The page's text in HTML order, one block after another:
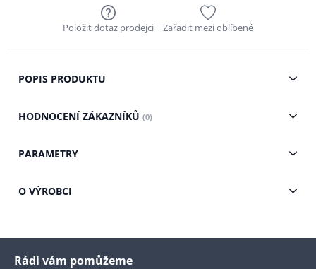
Položit dotaz prodejci Zařadit mezi oblíbené
POPIS PRODUKTU
HODNOCENÍ ZÁKAZNÍKŮ (0)
PARAMETRY
O VÝROBCI
Rádi vám pomůžeme